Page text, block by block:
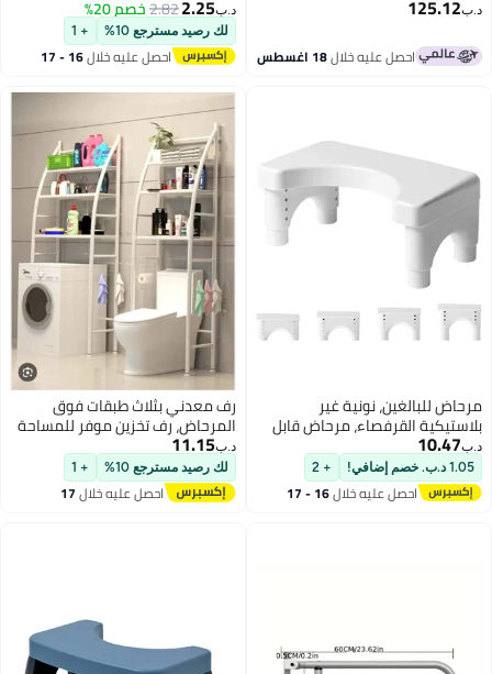
من هيلث مارت
د.ب‏125.12
احصل عليه خلال18 اغسطس
auxiliary Button for the Toilet Tank,
the Toilet Button Handle, the Upper
Water Handle, the Water Tank
Auxiliary Tool
د.ب‏2.25
2.82خصم 20%
لك رصيد مسترجع 10% + 1
احصل عليه خلال 16 - 17
مرحاض للبالغين، نونية غير
بلاستيكية القرفصاء، مرحاض قابل
للضبط مرحاض القرفصاء، 35 درجة
وضع تشوه صحي، أقدام بلاستيكية
مضادة للانزلاق، أبيض
د.ب‏10.47
1.05 د.ب. خصم إضافي! + 2
احصل عليه خلال 16 - 17
رف معدني بثلاث طبقات فوق
المرحاض، رف تخزين موفر للمساحة
للحمام، خزانة مرحاض معدنية،
رفوف للمطبخ
د.ب‏11.15
لك رصيد مسترجع 10% + 1
احصل عليه خلال17